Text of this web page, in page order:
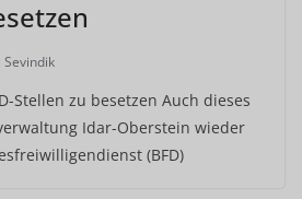
Sevindik
Stellen zu besetzen Auch dieses
Idar-Oberstein wieder
(BFD)